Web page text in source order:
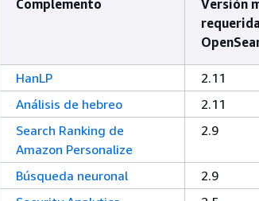
Complemento
Versión
requerida
HanLP 2.11
Análisis de hebreo
2.11
Search Ranking de
Amazon Personalize
2.9
Búsqueda neuronal 2.9